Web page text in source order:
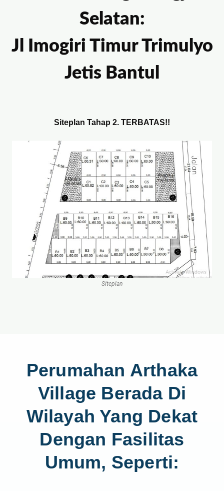
Selatan:
Jl Imogiri Timur Trimulyo
Jetis Bantul
Siteplan Tahap 2. TERBATAS!!
Siteplan
Perumahan Arthaka
Village Berada Di
Wilayah Yang Dekat
Dengan Fasilitas
Umum, Seperti:​